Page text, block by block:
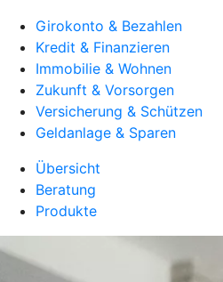
Girokonto & Bezahlen
Kredit & Finanzieren
Immobilie & Wohnen
Zukunft & Vorsorgen
Versicherung & Schützen
Geldanlage & Sparen
Übersicht
Beratung
Produkte